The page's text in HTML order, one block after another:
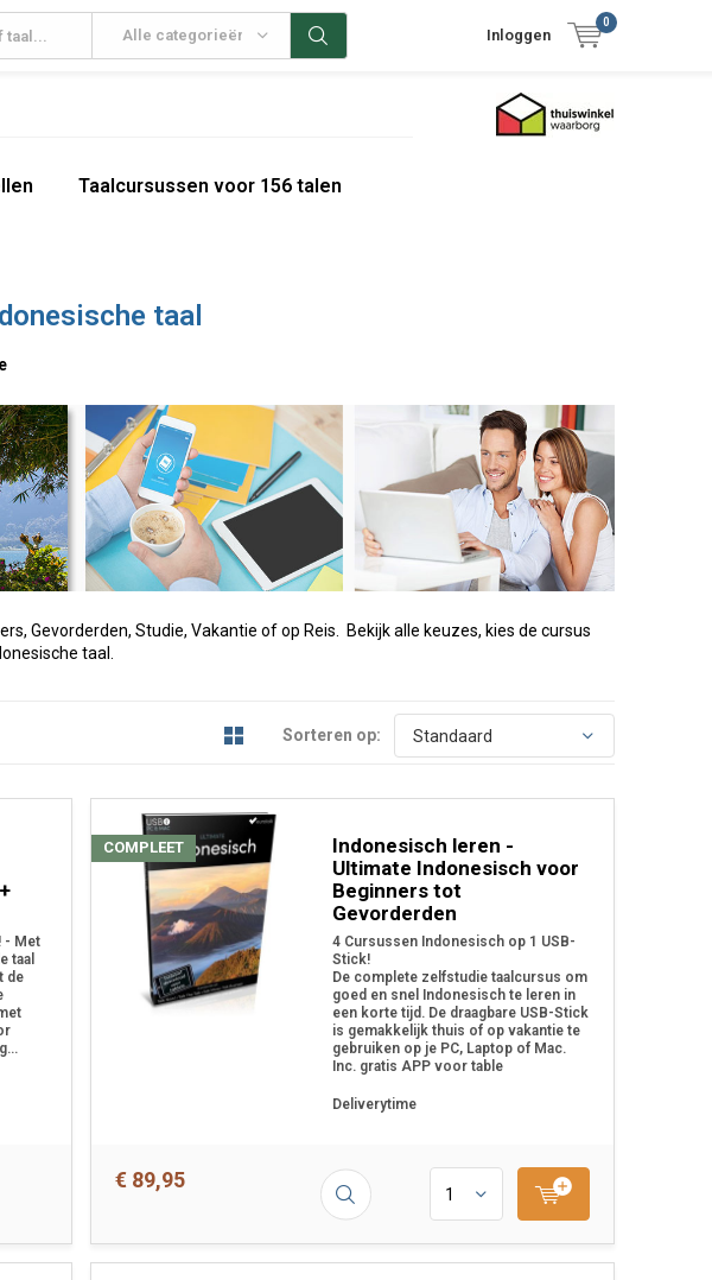
Alle categorieën Inloggen
0
Taalcursussen voor 156 talen
taal
Gevorderden, Studie, Vakantie of op Reis. Bekijk alle keuzes, kies de cursus
taal.
Sorteren op:
- Met
taal
de
Indonesisch leren -
Ultimate Indonesisch voor
Beginners tot
Gevorderden
4 Cursussen Indonesisch op 1 USB-
Stick!
De complete zelfstudie taalcursus om
goed en snel Indonesisch te leren in
een korte tijd. De draagbare USB-Stick
is gemakkelijk thuis of op vakantie te
gebruiken op je PC, Laptop of Mac.
Inc. gratis APP voor table
Deliverytime
COMPLEET
€ 89,95